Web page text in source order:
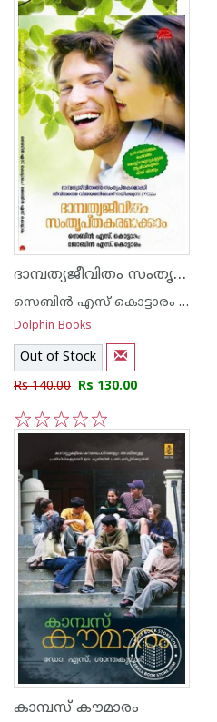
5
4
3
2
1
ദാമ്പത്യജീവിതം സംതൃപ്തകരമാക്കാം
സെബിന്‍ എസ് കൊട്ടാരം - ജോബിന്‍ എസ് കൊട്ടാരം
Dolphin Books
Out of Stock
Rs 140.00 Rs 130.00
5
4
3
2
1
കാമ്പസ്‌ കൗമാരം